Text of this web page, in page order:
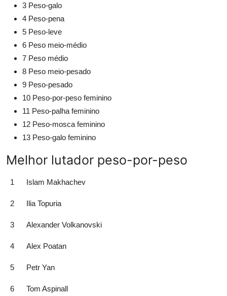
3 Peso-galo
4 Peso-pena
5 Peso-leve
6 Peso meio-médio
7 Peso médio
8 Peso meio-pesado
9 Peso-pesado
10 Peso-por-peso feminino
11 Peso-palha feminino
12 Peso-mosca feminino
13 Peso-galo feminino
Melhor lutador peso-por-peso
1 Islam Makhachev
2 Ilia Topuria
3 Alexander Volkanovski
4 Alex Poatan
5 Petr Yan
6 Tom Aspinall